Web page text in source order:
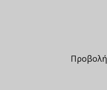
Προβολή